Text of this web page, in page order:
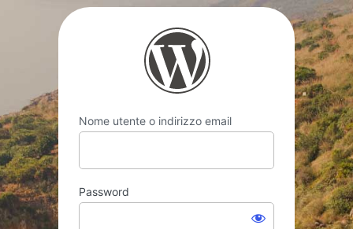
Accedi
https://
Nome utente o indirizzo email
Password